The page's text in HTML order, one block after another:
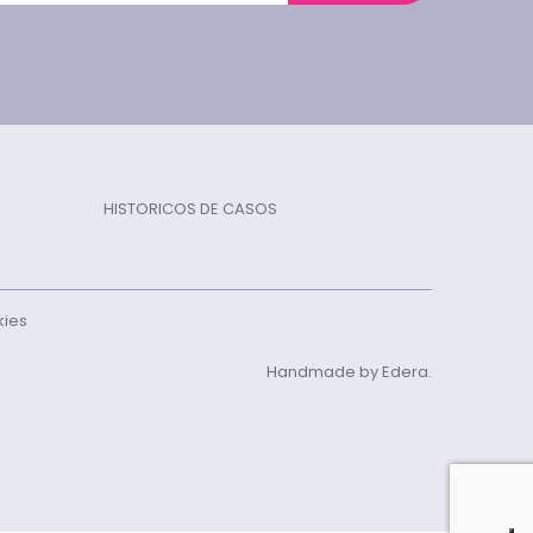
HISTORICOS DE CASOS
Handmade by Edera.